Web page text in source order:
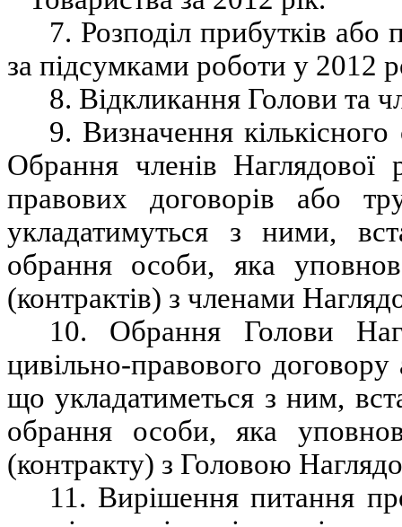
7. Розподіл прибутків або
за підсумками роботи у 2012
8. Відкликання Голови та
9. Визначення
Обрання членів Наглядової
правових договорів або
укладатимуться з ними,
обрання особи, яка
(контрактів) з членами
10. Обрання Голови
цивільно-правового
що укладатиметься з ним,
обрання особи, яка
(контракту) з Головою
11. Вирішення питання